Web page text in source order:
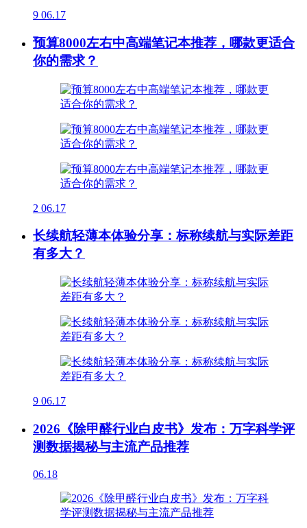
9 06.17
预算8000左右中高端笔记本推荐，哪款更适合
你的需求？
2 06.17
长续航轻薄本体验分享：标称续航与实际差距
有多大？
9 06.17
2026《除甲醛行业白皮书》发布：万字科学评
测数据揭秘与主流产品推荐
06.18